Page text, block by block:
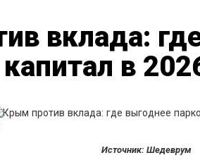
вклада:
в
Источник: Шедеврум